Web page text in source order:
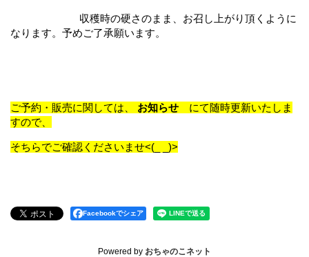
収穫時の硬さのまま、お召し上がり頂くように
なります。予めご了承願います。
ご予約・販売に関しては、 お知らせ にて随時更新いたしま
すので、
そちらでご確認くださいませ<(_ _)>
Facebookでシェア
Powered by おちゃのこネット